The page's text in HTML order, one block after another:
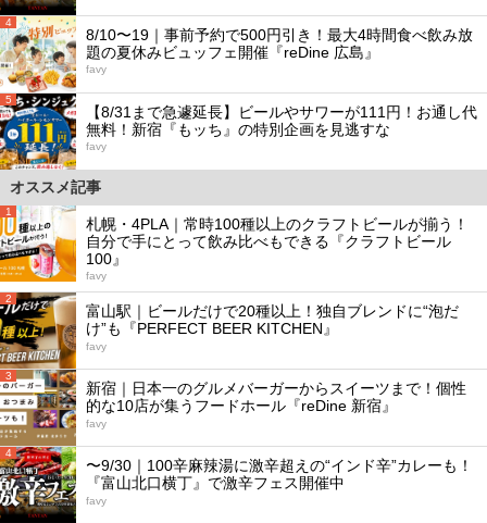
4
8/10〜19｜事前予約で500円引き！最大4時間食べ飲み放
題の夏休みビュッフェ開催『reDine 広島』
favy
5
【8/31まで急遽延長】ビールやサワーが111円！お通し代
無料！新宿『もッち』の特別企画を見逃すな
favy
オススメ記事
1
札幌・4PLA｜常時100種以上のクラフトビールが揃う！
自分で手にとって飲み比べもできる『クラフトビール
100』
favy
2
富山駅｜ビールだけで20種以上！独自ブレンドに“泡だ
け”も『PERFECT BEER KITCHEN』
favy
3
新宿｜日本一のグルメバーガーからスイーツまで！個性
的な10店が集うフードホール『reDine 新宿』
favy
4
〜9/30｜100辛麻辣湯に激辛超えの“インド辛”カレーも！
『富山北口横丁』で激辛フェス開催中
favy